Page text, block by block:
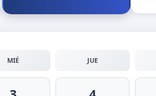
MIÉ JUE